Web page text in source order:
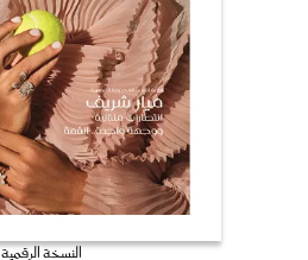
النسخة الرقمية